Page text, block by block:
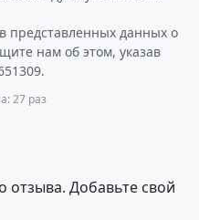
представленных данных о
нам об этом, указав
27 раз
отзыва. Добавьте свой